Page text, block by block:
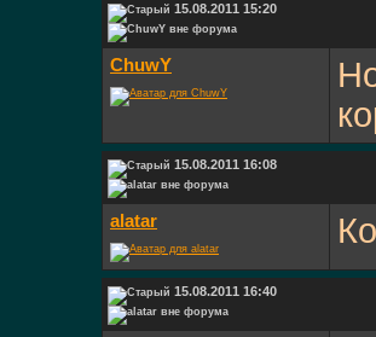
15.08.2011 15:20
ChuwY
15.08.2011 16:08
alatar
15.08.2011 16:40